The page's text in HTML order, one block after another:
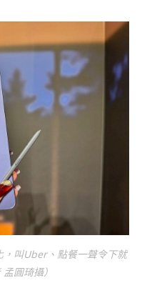
叫Uber、點餐一聲令下就
圓琦攝）